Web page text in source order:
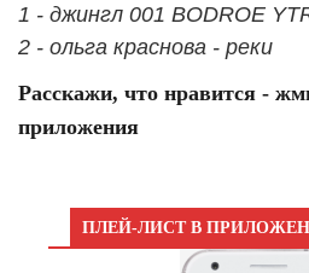
1 - джингл 001 BODROE
2 - ольга краснова - реки
Расскажи, что нравится -
приложения
ПЛЕЙ-ЛИСТ В